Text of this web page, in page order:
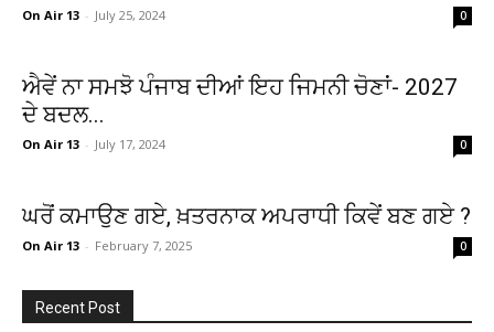
On Air 13 - July 25, 2024 0
ਐਵੇਂ ਨਾ ਸਮਝੋ ਪੰਜਾਬ ਦੀਆਂ ਇਹ ਜਿਮਨੀ ਚੋਣਾਂ- 2027
ਦੇ ਬਦਲ...
On Air 13 - July 17, 2024 0
ਘਰੋਂ ਕਮਾਉਣ ਗਏ, ਖ਼ਤਰਨਾਕ ਅਪਰਾਧੀ ਕਿਵੇਂ ਬਣ ਗਏ ?
On Air 13 - February 7, 2025 0
Recent Post